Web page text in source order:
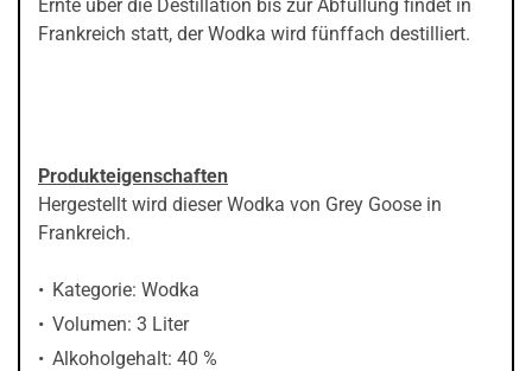
Ernte über die Destillation bis zur Abfüllung findet in
Frankreich statt, der Wodka wird fünffach destilliert.
Produkteigenschaften
Hergestellt wird dieser Wodka von Grey Goose in
Frankreich.
Kategorie: Wodka
Volumen: 3 Liter
Alkoholgehalt: 40 %